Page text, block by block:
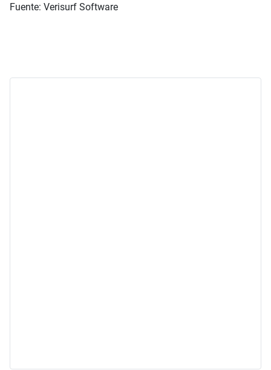
Fuente: Verisurf Software